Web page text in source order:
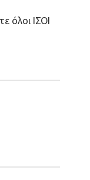
όλοι ΙΣΟΙ